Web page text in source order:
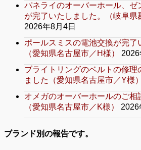
パネライのオーバーホール、ゼ
が完了いたしました。（岐阜県
2026年8月4日
ポールスミスの電池交換が完了
（愛知県名古屋市／H様）
2026
ブライトリングのベルトの修理
ました（愛知県名古屋市／Y様）
オメガのオーバーホールのご相
（愛知県名古屋市／K様）
2026
ブランド別の報告です。